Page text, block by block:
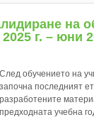
на
г. – юни
След обучението на
започна последният
разработените
предходната учебна